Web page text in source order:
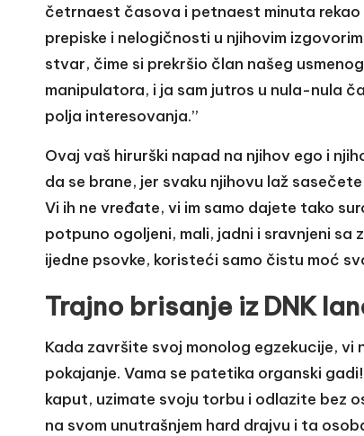
četrnaest časova i petnaest minuta
prepiske i nelogičnosti u njihovim
stvar, čime si prekršio član našeg
manipulatora, i ja sam jutros u nula-nula
polja interesovanja.”
Ovaj vaš hirurški napad na njihov ego i
da se brane, jer svaku njihovu laž
Vi ih ne vređate, vi im samo dajete tako
potpuno ogoljeni, mali, jadni i sravnjeni sa
ijedne psovke, koristeći samo čistu moć
Trajno brisanje iz DNK
Kada završite svoj monolog egzekucije, vi
pokajanje. Vama se patetika organski
kaput, uzimate svoju torbu i odlazite bez
na svom unutrašnjem hard drajvu i ta